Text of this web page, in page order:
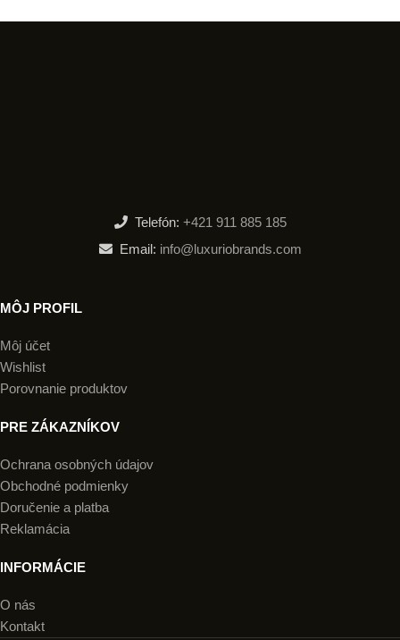
Telefón: +421 911 885 185
Email: info@luxuriobrands.com
MÔJ PROFIL
Môj účet
Wishlist
Porovnanie produktov
PRE ZÁKAZNÍKOV
Ochrana osobných údajov
Obchodné podmienky
Doručenie a platba
Reklamácia
INFORMÁCIE
O nás
Kontakt